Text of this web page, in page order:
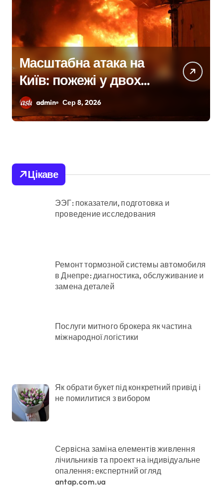
У Києві підрядницю
звинувачують у
розкраданні понад пів
мільйона гривень під
admin Сер 8, 2026
Цікаве
ЭЭГ: показатели, подготовка и
проведение исследования
Ремонт тормозной системы автомобиля
в Днепре: диагностика, обслуживание и
замена деталей
Послуги митного брокера як частина
міжнародної логістики
Як обрати букет під конкретний привід і
не помилитися з вибором
Сервісна заміна елементів живлення
лічильників та проект на індивідуальне
опалення: експертний огляд
antap.com.ua